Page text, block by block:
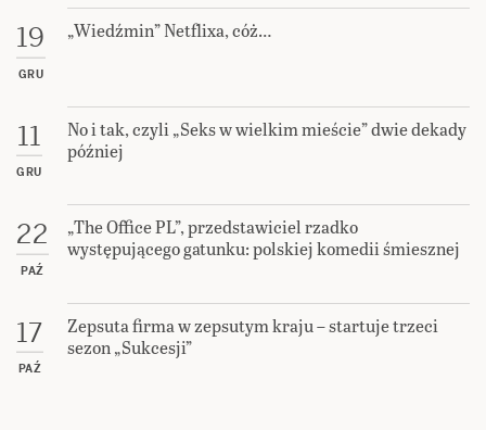
19
GRU
„Wiedźmin” Netflixa, cóż…
11
GRU
No i tak, czyli „Seks w wielkim mieście” dwie dekady
później
22
PAŹ
„The Office PL”, przedstawiciel rzadko
występującego gatunku: polskiej komedii śmiesznej
17
PAŹ
Zepsuta firma w zepsutym kraju – startuje trzeci
sezon „Sukcesji”